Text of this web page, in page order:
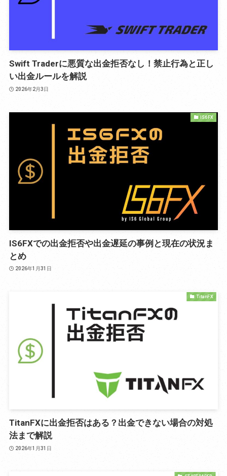
Swift Traderに悪質な出金拒否なし！禁止行為と正し
い出金ルールを解説
2026年2月3日
IS6FX
IS6FXでの出金拒否や出金遅延の事例と現在の状況ま
とめ
2026年1月31日
TitanFX
TitanFXに出金拒否はある？出金できない場合の対処
法まで解説
2026年1月31日